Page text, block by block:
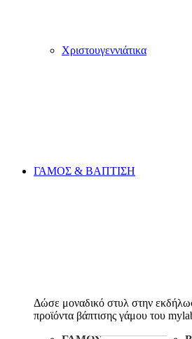
Χριστουγεννιάτικα
ΓΑΜΟΣ & ΒΑΠΤΙΣΗ
Δώσε μοναδικό στυλ στην
προϊόντα βάπτισης γάμου του